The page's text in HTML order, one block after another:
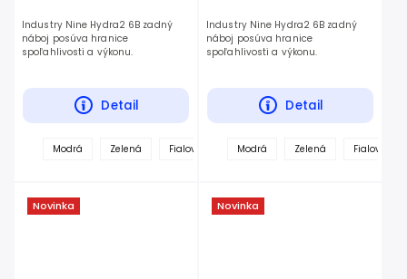
Detail
Industry Nine Hydra2 6B zadný
náboj posúva hranice
spoľahlivosti a výkonu.
Modrá Zelená Fialová Červená Tyrkysová Čierna
Detail
Industry Nine Hydra2 6B zadný
náboj posúva hranice
spoľahlivosti a výkonu.
Modrá Zelená Fialová
Novinka Novinka